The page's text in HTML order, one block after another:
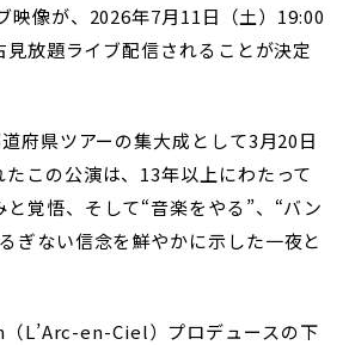
映像が、2026年7月11日（土）19:00
放題ライブ配信されることが決定
府県ツアーの集大成として3月20日
たこの公演は、13年以上にわたって
覚悟、そして“音楽をやる”、“バン
ぎない信念を鮮やかに示した一夜と
（L’Arc-en-Ciel）プロデュースの下